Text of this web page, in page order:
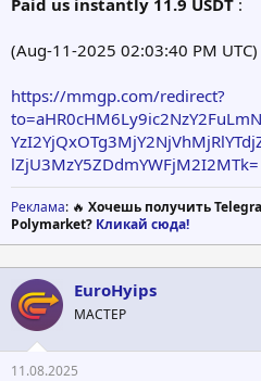
Paid us instantly 11.9 USDT :
(Aug-11-2025 02:03:40 PM UTC)
https://mmgp.com/redirect?
lZjU3MzY5ZDdmYWFjM2I2MTk=
Реклама: 🔥 Хочешь получить
Polymarket? Кликай сюда!
EuroHyips
МАСТЕР
11.08.2025